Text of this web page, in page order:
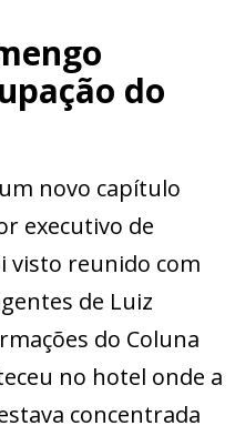
do
novo capítulo
executivo de
visto reunido com
de Luiz
do Coluna
no hotel onde a
concentrada